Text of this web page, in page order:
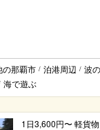
の那覇市 / 泊港周辺 / 波
海で遊ぶ
1日3,600円〜 軽貨